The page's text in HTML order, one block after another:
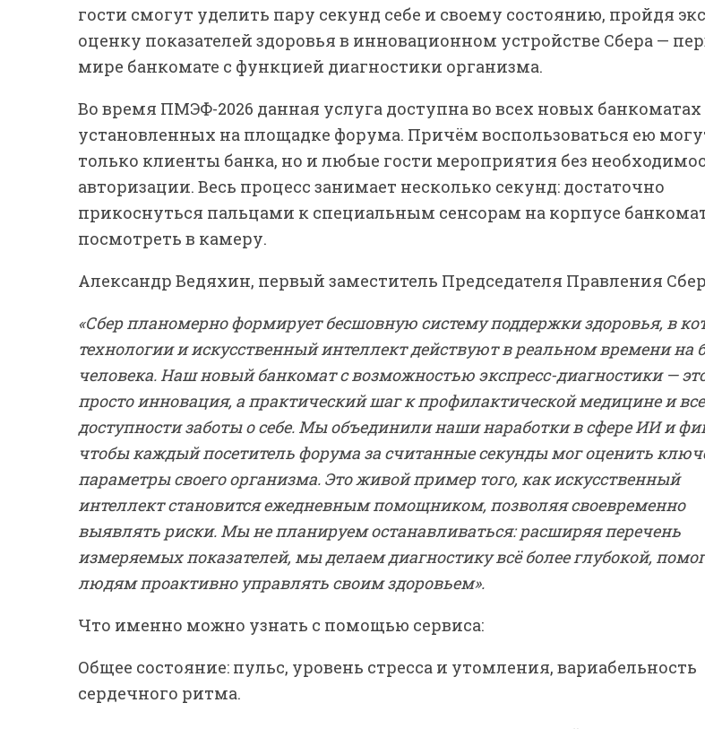
гости смогут уделить пару секунд себе и своему состоянию, пройдя
оценку показателей здоровья в инновационном устройстве Сбера —
мире банкомате с функцией диагностики организма.
Во время ПМЭФ-2026 данная услуга доступна во всех новых банкоматах
установленных на площадке форума. Причём воспользоваться ею
только клиенты банка, но и любые гости мероприятия без
авторизации. Весь процесс занимает несколько секунд: достаточно
прикоснуться пальцами к специальным сенсорам на корпусе
посмотреть в камеру.
Александр Ведяхин, первый заместитель Председателя Правления
«Сбер планомерно формирует бесшовную систему поддержки здоровья, в
технологии и искусственный интеллект действуют в реальном времени на
человека. Наш новый банкомат с возможностью экспресс-диагностики —
просто инновация, а практический шаг к профилактической медицине и
доступности заботы о себе. Мы объединили наши наработки в сфере ИИ и
чтобы каждый посетитель форума за считанные секунды мог оценить
параметры своего организма. Это живой пример того, как искусственный
интеллект становится ежедневным помощником, позволяя своевременно
выявлять риски. Мы не планируем останавливаться: расширяя перечень
измеряемых показателей, мы делаем диагностику всё более глубокой,
людям проактивно управлять своим здоровьем».
Что именно можно узнать с помощью сервиса:
Общее состояние: пульс, уровень стресса и утомления, вариабельность
сердечного ритма.